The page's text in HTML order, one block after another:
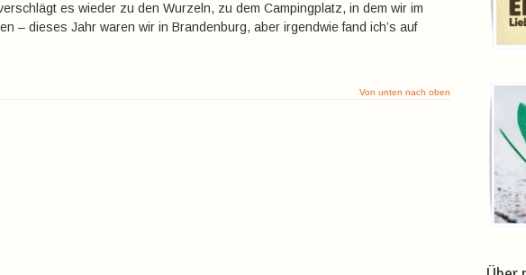
es wieder zu den Wurzeln, zu dem Campingplatz, in dem wir im
– dieses Jahr waren wir in Brandenburg, aber irgendwie fand ich’s auf
Von unten nach oben